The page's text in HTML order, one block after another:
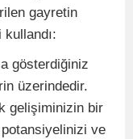
gayretin
gösterdiğiniz
üzerindedir.
gelişiminizin bir
ve